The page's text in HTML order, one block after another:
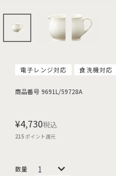
電子レンジ対応 食洗機対応
商品番号 9691L/59728A
¥4,730税込
215ポイント還元